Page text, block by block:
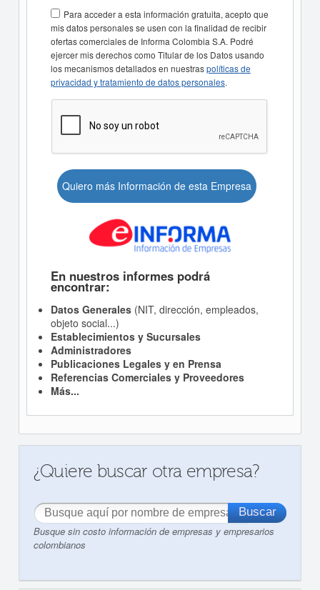
Para acceder a esta información gratuita, acepto que
mis datos personales se usen con la finalidad de recibir
ofertas comerciales de Informa Colombia S.A. Podré
ejercer mis derechos como Titular de los Datos usando
los mecanismos detallados en nuestraspolíticas de
privacidad y tratamiento de datos personales.
Quiero más Información de esta Empresa
En nuestros informes podrá
encontrar:
Datos Generales(NIT, dirección, empleados,
objeto social...)
Establecimientos y Sucursales
Administradores
Publicaciones Legales y en Prensa
Referencias Comerciales y Proveedores
Más...
¿Quiere buscar otra empresa?
Busque sin costo información de empresas y empresarios
colombianos